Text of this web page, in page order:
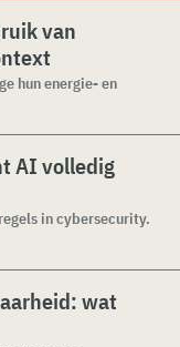
van
hun energie- en
AI volledig
in cybersecurity.
wat